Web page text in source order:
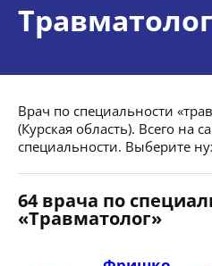
Врач по специальности
(Курская область). Всего на
специальности. Выберите
64 врача по
«Травматолог»